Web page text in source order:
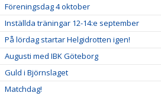
Föreningsdag 4 oktober
Inställda träningar 12-14:e september
På lördag startar Helgidrotten igen!
Augusti med IBK Göteborg
Guld i Björnslaget
Matchdag!